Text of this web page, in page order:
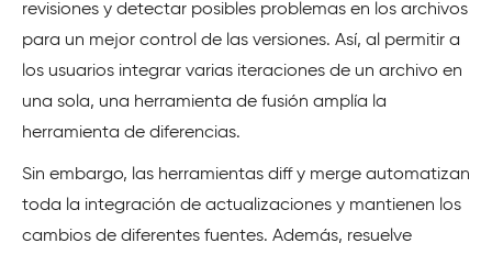
revisiones y detectar posibles problemas en los archivos
para un mejor control de las versiones. Así, al permitir a
los usuarios integrar varias iteraciones de un archivo en
una sola, una herramienta de fusión amplía la
herramienta de diferencias.
Sin embargo, las herramientas diff y merge automatizan
toda la integración de actualizaciones y mantienen los
cambios de diferentes fuentes. Además, resuelve